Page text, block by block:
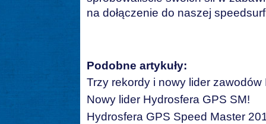
na dołączenie do naszej
Podobne artykuły:
Trzy rekordy i nowy lider
Nowy lider Hydrosfera GPS SM!
Hydrosfera GPS Speed Master